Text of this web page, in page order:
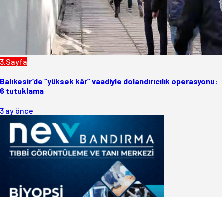
3.Sayfa
Balıkesir’de “yüksek kâr” vaadiyle dolandırıcılık operasyonu:
6 tutuklama
3 ay önce